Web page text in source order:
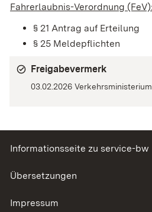
Fahrerlaubnis-Verordnung (FeV):
§ 21 Antrag auf Erteilung
§ 25 Meldepflichten
Freigabevermerk
03.02.2026
Informationsseite zu service-bw
Übersetzungen
Impressum